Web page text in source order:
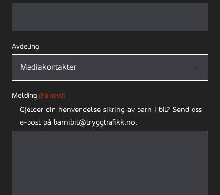
Avdeling
Melding (Påkrevd)
Gjelder din henvendelse sikring av barn i bil? Send oss
e-post på barnibil@tryggtrafikk.no.